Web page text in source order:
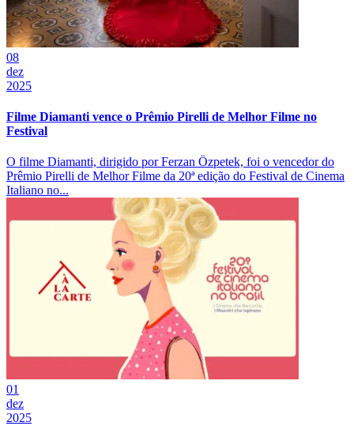
08
dez
2025
Filme Diamanti vence o Prêmio Pirelli de Melhor Filme no
Festival
O filme Diamanti, dirigido por Ferzan Özpetek, foi o vencedor do
Prêmio Pirelli de Melhor Filme da 20ª edição do Festival de Cinema
Italiano no...
01
dez
2025